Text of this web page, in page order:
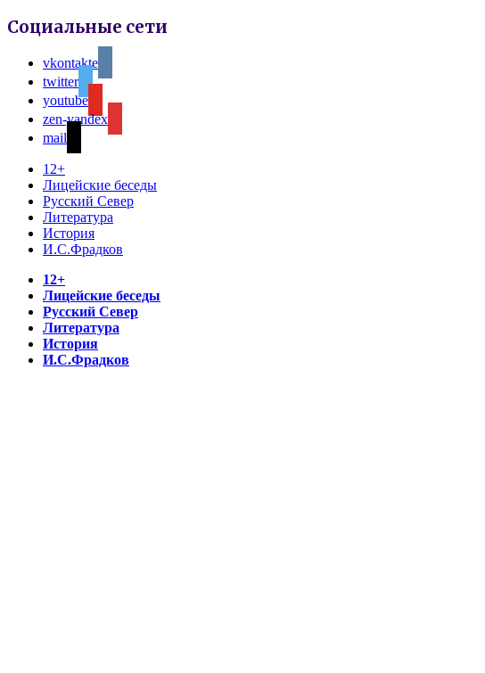
Социальные сети
vkontakte
twitter
youtube
zen-yandex
mail
12+
Лицейские беседы
Русский Север
Литература
История
И.С.Фрадков
12+
Лицейские беседы
Русский Север
Литература
История
И.С.Фрадков